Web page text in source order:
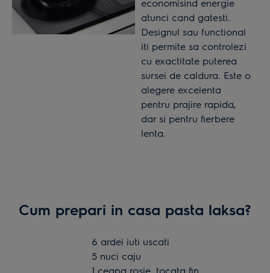
economisind energie
atunci cand gatesti.
Designul sau functional
iti permite sa controlezi
cu exactitate puterea
sursei de caldura. Este o
alegere excelenta
pentru prajire rapida,
dar si pentru fierbere
lenta.
Cum prepari in casa pasta laksa?
6 ardei iuti uscati
5 nuci caju
1 ceapa rosie, tocata fin